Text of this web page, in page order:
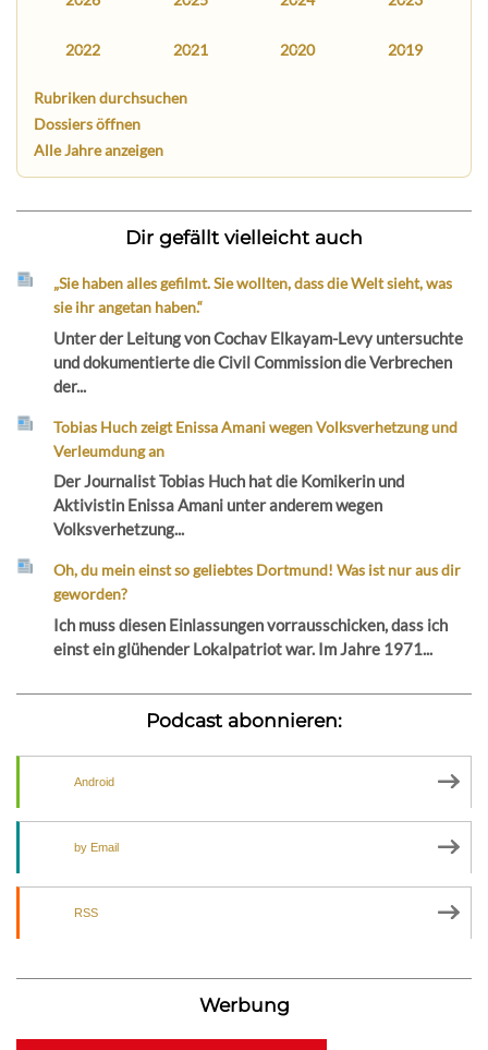
2022 2021 2020 2019
Rubriken durchsuchen
Dossiers öffnen
Alle Jahre anzeigen
Dir gefällt vielleicht auch
„Sie haben alles gefilmt. Sie wollten, dass die Welt sieht, was
sie ihr angetan haben.“
Unter der Leitung von Cochav Elkayam-Levy untersuchte
und dokumentierte die Civil Commission die Verbrechen
der...
Tobias Huch zeigt Enissa Amani wegen Volksverhetzung und
Verleumdung an
Der Journalist Tobias Huch hat die Komikerin und
Aktivistin Enissa Amani unter anderem wegen
Volksverhetzung...
Oh, du mein einst so geliebtes Dortmund! Was ist nur aus dir
geworden?
Ich muss diesen Einlassungen vorrausschicken, dass ich
einst ein glühender Lokalpatriot war. Im Jahre 1971...
Podcast abonnieren:
Android
by Email
RSS
Werbung